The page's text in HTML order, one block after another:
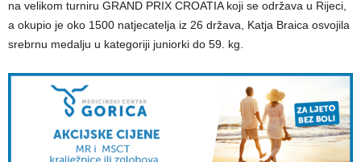
na velikom turniru GRAND PRIX CROATIA koji se održava u Rijeci,
a okupio je oko 1500 natjecatelja iz 26 država, Katja Braica osvojila
srebrnu medalju u kategoriji juniorki do 59. kg.